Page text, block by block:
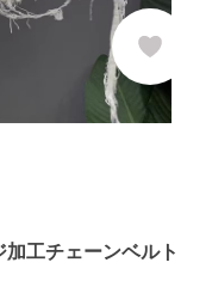
工チェーンベルト